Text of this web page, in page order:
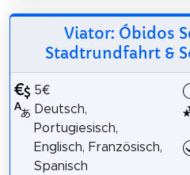
Viator: Óbidos
Stadtrundfahrt &
5€
Deutsch,
Portugiesisch,
Englisch, Französisch,
Spanisch